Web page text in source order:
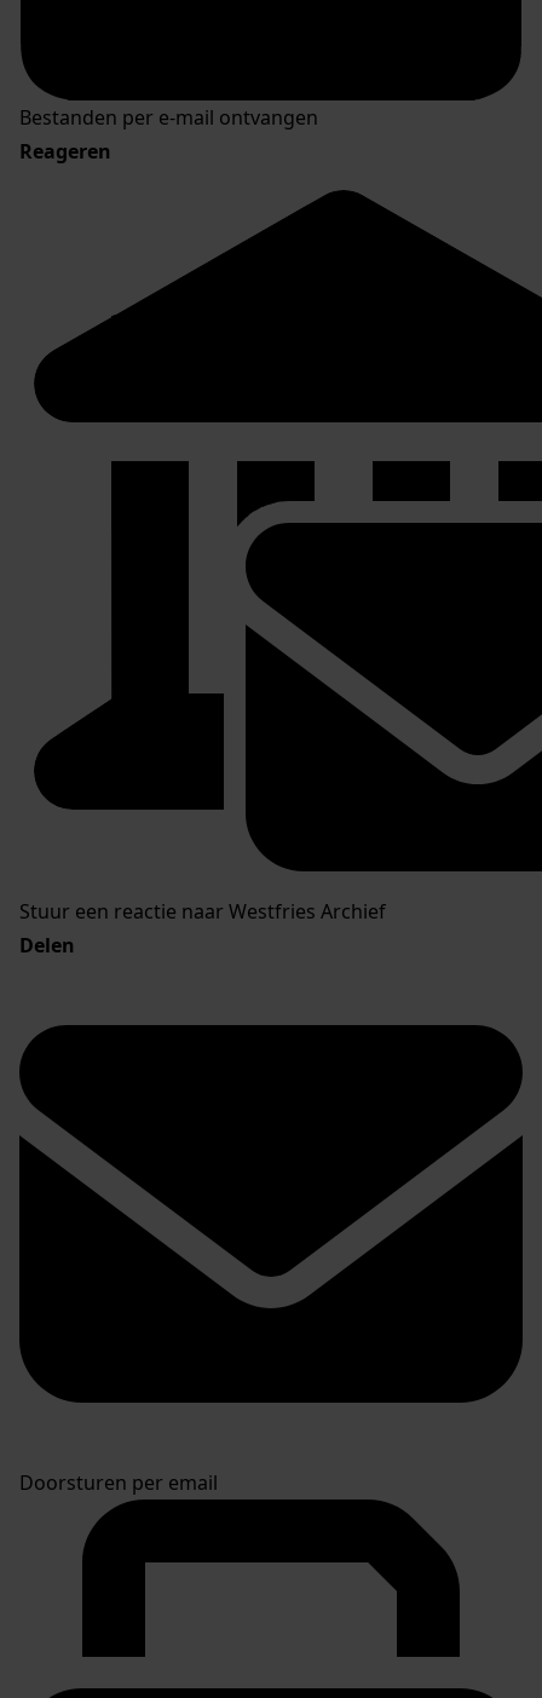
Bestanden per e-mail ontvangen
Reageren
Stuur een reactie naar Westfries Archief
Delen
Doorsturen per email